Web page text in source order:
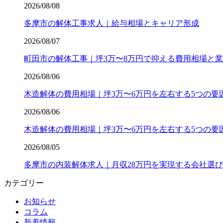
2026/08/08
多摩市の解体工事求人｜給与相場とキャリア形成
2026/08/07
町田市の解体工事｜坪3万〜8万円で抑える費用相場と
2026/08/06
木造解体の費用相場｜坪3万〜6万円を左右する5つの要
2026/08/06
木造解体の費用相場｜坪3万〜6万円を左右する5つの要
2026/08/05
多摩市の内装解体求人｜月収28万円を実現する会社選び
カテゴリー
お知らせ
コラム